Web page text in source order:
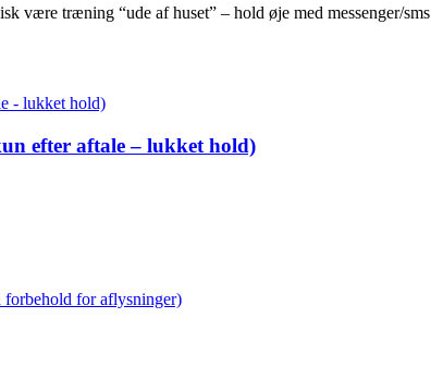
være træning “ude af huset” – hold øje med messenger/sms
efter aftale – lukket hold)
forbehold for aflysninger)